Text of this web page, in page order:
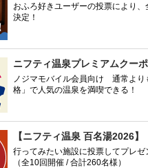
おふろ好きユーザーの投票により
決定！
ニフティ温泉プレミアムクー
ノジマモバイル会員向け 通常より
格」で人気の温泉を満喫できる！
【ニフティ温泉 百名湯2026】
行ってみたい施設に投票してプレゼ
（全10回開催 / 合計260名様）